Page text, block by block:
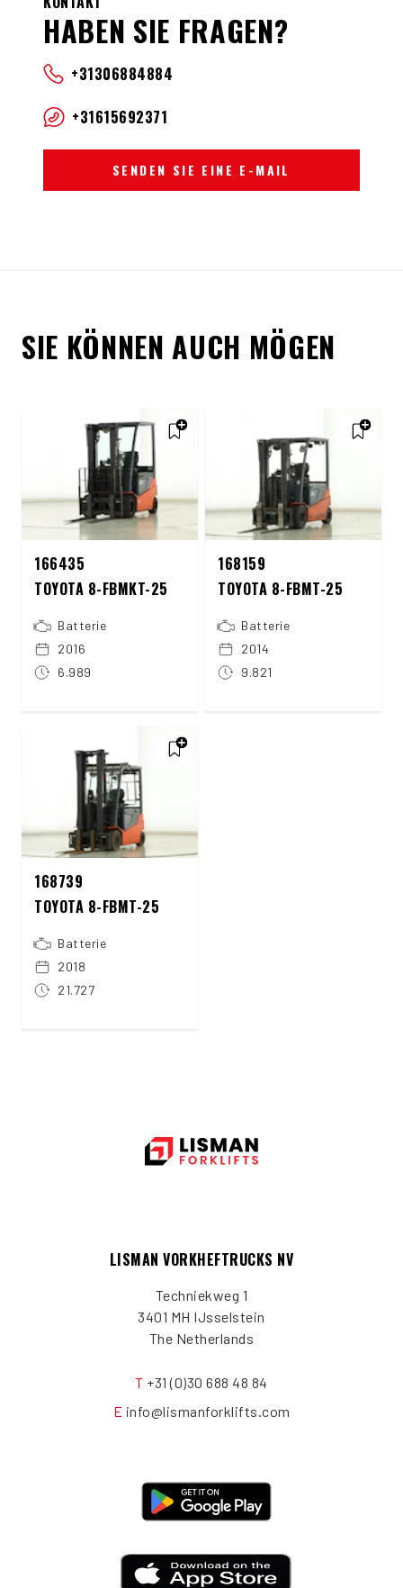
HABEN SIE FRAGEN?
+31306884884
+31615692371
SENDEN SIE EINE E-MAIL
SIE KÖNNEN AUCH MÖGEN
166435
TOYOTA 8-FBMKT-25
Batterie
2016
6.989
168159
TOYOTA 8-FBMT-25
Batterie
2014
9.821
168739
TOYOTA 8-FBMT-25
Batterie
2018
21.727
LISMAN VORKHEFTRUCKS NV
Techniekweg 1
3401 MH IJsselstein
The Netherlands
T +31 (0)30 688 48 84
E info@lismanforklifts.com